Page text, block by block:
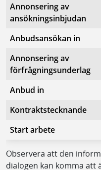
Annonsering av
ansökningsinbjudan
Anbudsansökan in
Annonsering av
förfrågningsunderlag
Anbud in
Kontraktstecknande
Start arbete
Observera att den
dialogen kan komma att